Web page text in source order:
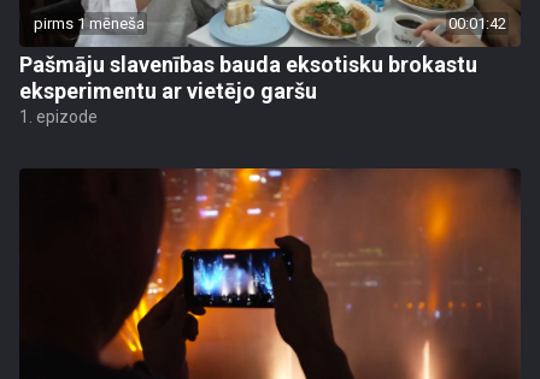
pirms 1 mēneša 00:01:42
Pašmāju slavenības bauda eksotisku brokastu
eksperimentu ar vietējo garšu
1. epizode